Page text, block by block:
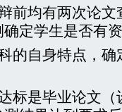
前均有两次论
定学生是否有
的自身特点，
标是毕业论文